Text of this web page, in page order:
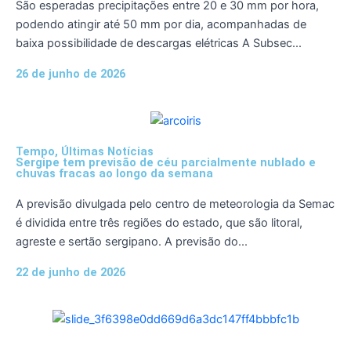
São esperadas precipitações entre 20 e 30 mm por hora,
podendo atingir até 50 mm por dia, acompanhadas de
baixa possibilidade de descargas elétricas A Subsec...
26 de junho de 2026
Tempo, Últimas Notícias
Sergipe tem previsão de céu parcialmente nublado e
chuvas fracas ao longo da semana
A previsão divulgada pelo centro de meteorologia da Semac
é dividida entre três regiões do estado, que são litoral,
agreste e sertão sergipano. A previsão do...
22 de junho de 2026